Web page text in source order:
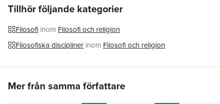
Tillhör följande kategorier
Filosofi inom Filosofi och religion
Filosofiska discipliner inom Filosofi och religion
Mer från samma författare